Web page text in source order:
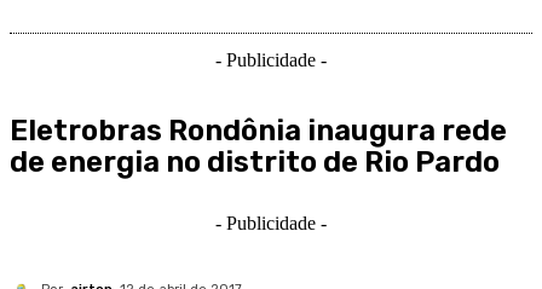
- Publicidade -
Eletrobras Rondônia inaugura rede
de energia no distrito de Rio Pardo
- Publicidade -